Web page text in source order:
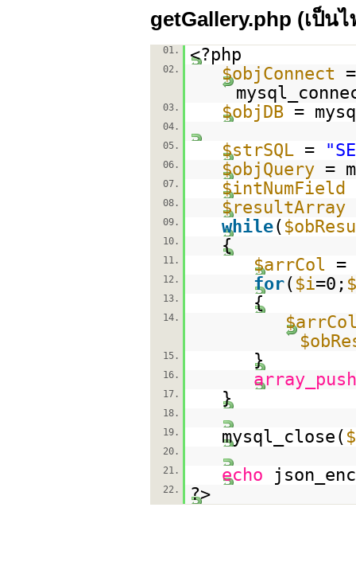
getGallery.php (เป็น
01. <?php
02. $objConnect =
03. $objDB =
04.
05.
$strSQL =
06. $objQuery =
07. $intNumField
08. $resultArray
09. while(
10. {
11. $arrCol =
12. for( $i=0;
13. {
14.
15. }
16. array_push
17. }
18.
19.
mysql_close(
20.
21.
echo
22. ?>